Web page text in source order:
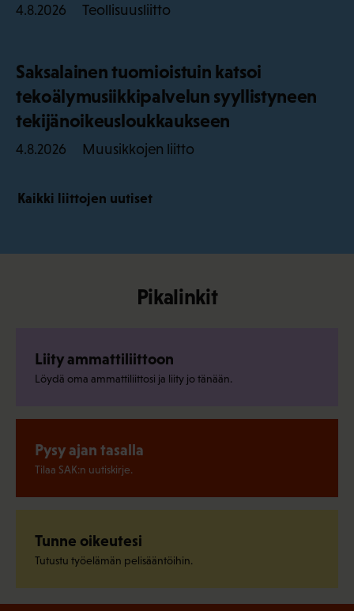
4.8.2026 Teollisuusliitto
Saksalainen tuomioistuin katsoi
tekoälymusiikkipalvelun syyllistyneen
tekijänoikeusloukkaukseen
4.8.2026 Muusikkojen liitto
Kaikki liittojen uutiset
Pikalinkit
Liity ammattiliittoon
Löydä oma ammattiliittosi ja liity jo tänään.
Pysy ajan tasalla
Tilaa SAK:n uutiskirje.
Tunne oikeutesi
Tutustu työelämän pelisääntöihin.